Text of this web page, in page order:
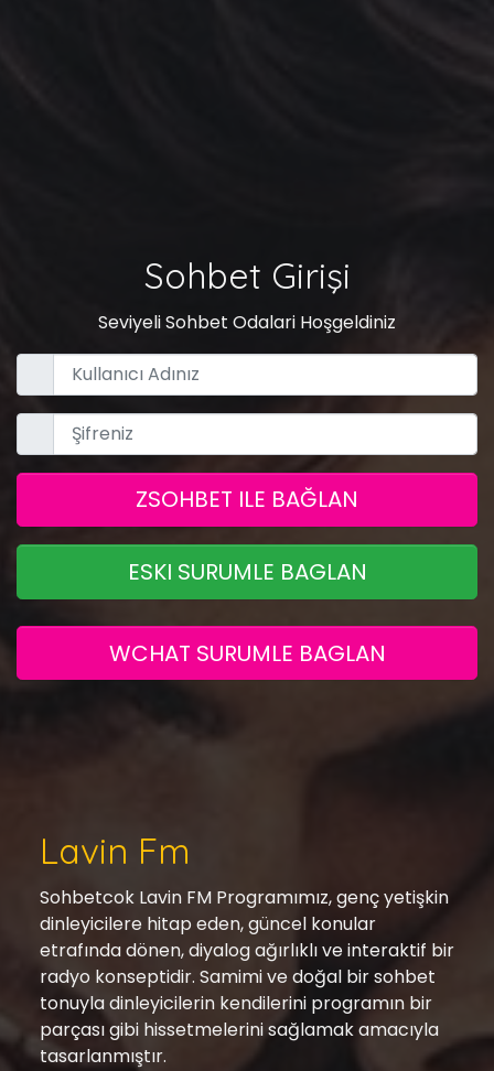
Sohbet Girişi
Seviyeli Sohbet Odalari Hoşgeldiniz
ZSOHBET ILE BAĞLAN
ESKI SURUMLE BAGLAN
WCHAT SURUMLE BAGLAN
Lavin Fm
Sohbetcok Lavin FM Programımız, genç yetişkin
dinleyicilere hitap eden, güncel konular
etrafında dönen, diyalog ağırlıklı ve interaktif bir
radyo konseptidir. Samimi ve doğal bir sohbet
tonuyla dinleyicilerin kendilerini programın bir
parçası gibi hissetmelerini sağlamak amacıyla
tasarlanmıştır.